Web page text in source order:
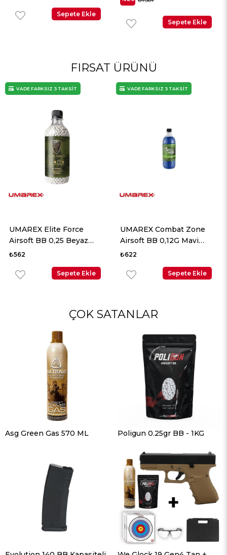
Sepete Ekle Sepete Ekle
FIRSAT ÜRÜNÜ
UMAREX Combat Zone
Airsoft BB 0,12G Mavi
5000 Adet
₺622
Sepete Ekle
VADE FARKSIZ 3 TAKSİT
UMAREX Combat Zone
Airsoft BB 0,12G Sarı 5000
Adet
₺622
Sepete Ekle
VADE FARKSIZ 3 TAKSİT
ÇOK SATANLAR
Asg Green Gas 570 ML Poligun 0.25gr BB - 1KG